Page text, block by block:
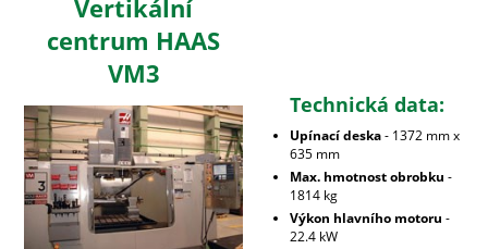
Vertikální
centrum HAAS
VM3
Technická data:
Upínací deska- 1372 mm x
635 mm
Max. hmotnost obrobku -
1814 kg
Výkon hlavního motoru -
22.4 kW